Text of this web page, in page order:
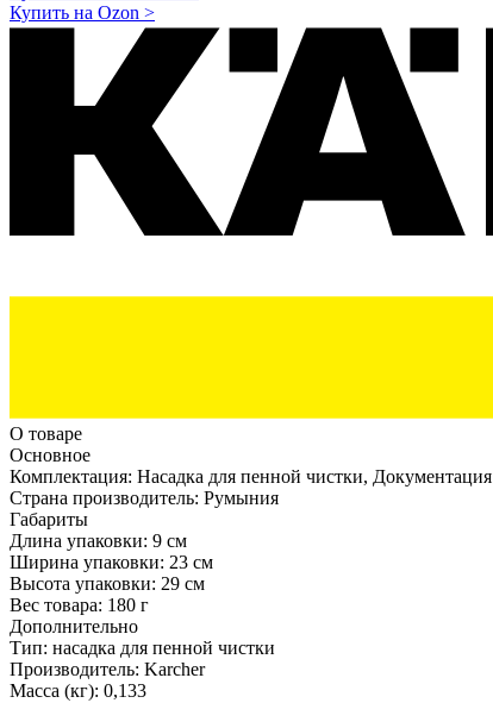
Купить на Ozon >
О товаре
Основное
Комплектация: Насадка для пенной чистки, Документация
Страна производитель: Румыния
Габариты
Длина упаковки: 9 см
Ширина упаковки: 23 см
Высота упаковки: 29 см
Вес товара: 180 г
Дополнительно
Тип: насадка для пенной чистки
Производитель: Karcher
Масса (кг): 0,133